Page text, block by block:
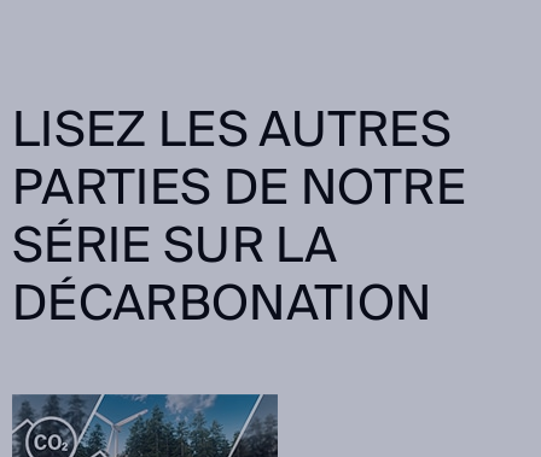
LISEZ LES AUTRES
PARTIES DE NOTRE
SÉRIE SUR LA
DÉCARBONATION